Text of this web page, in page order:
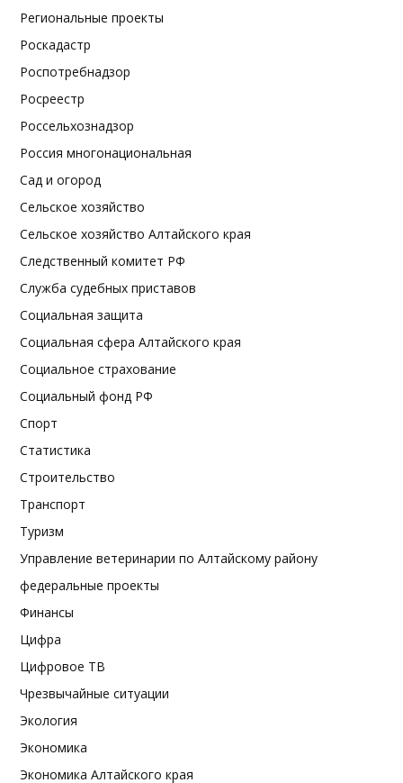
Региональные проекты
Роскадастр
Роспотребнадзор
Росреестр
Россельхознадзор
Россия многонациональная
Сад и огород
Сельское хозяйство
Сельское хозяйство Алтайского края
Следственный комитет РФ
Служба судебных приставов
Социальная защита
Социальная сфера Алтайского края
Социальное страхование
Социальный фонд РФ
Спорт
Статистика
Строительство
Транспорт
Туризм
Управление ветеринарии по Алтайскому району
федеральные проекты
Финансы
Цифра
Цифровое ТВ
Чрезвычайные ситуации
Экология
Экономика
Экономика Алтайского края